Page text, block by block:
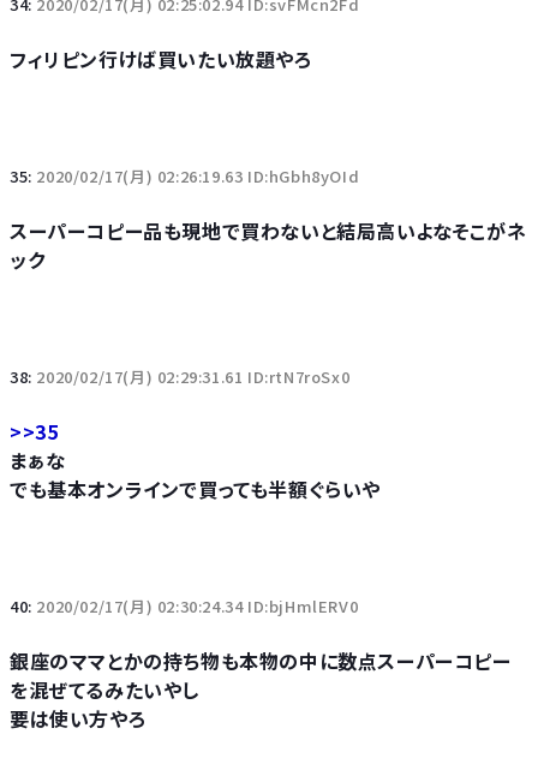
34: 2020/02/17(月) 02:25:02.94 ID:svFMcn2Fd
フィリピン行けば買いたい放題やろ
35: 2020/02/17(月) 02:26:19.63 ID:hGbh8yOId
スーパーコピー品も現地で買わないと結局高いよなそこがネ
ック
38: 2020/02/17(月) 02:29:31.61 ID:rtN7roSx0
>>35
まぁな
でも基本オンラインで買っても半額ぐらいや
40: 2020/02/17(月) 02:30:24.34 ID:bjHmlERV0
銀座のママとかの持ち物も本物の中に数点スーパーコピー
を混ぜてるみたいやし
要は使い方やろ